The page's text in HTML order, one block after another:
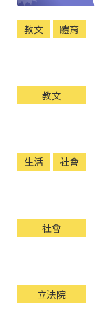
教文 體育
教文
生活 社會
社會
立法院